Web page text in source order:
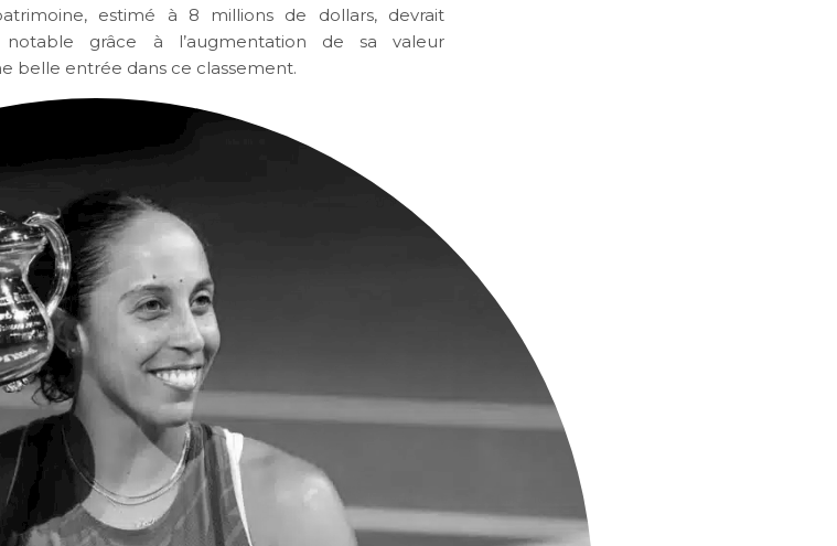
estimé à 8 millions de dollars, devrait
grâce à l’augmentation de sa valeur
belle entrée dans ce classement.